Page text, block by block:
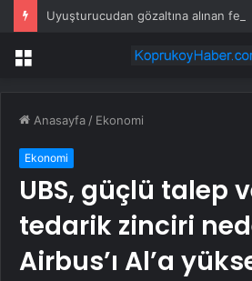
Menü
Anasayfa / Ekonomi
Ekonomi
UBS, güçlü talep
tedarik zinciri
Airbus’ı Al’a